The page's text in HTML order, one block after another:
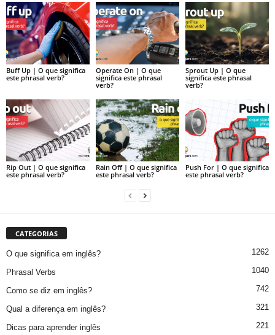
Buff Up | O que significa
este phrasal verb?
Operate On | O que
significa este phrasal
verb?
Sprout Up | O que
significa este phrasal
verb?
Rip Out | O que significa
este phrasal verb?
Rain Off | O que significa
este phrasal verb?
Push For | O que significa
este phrasal verb?
CATEGORIAS
O que significa em inglês? 1262
Phrasal Verbs 1040
Como se diz em inglês? 742
Qual a diferença em inglês? 321
Dicas para aprender inglês 221